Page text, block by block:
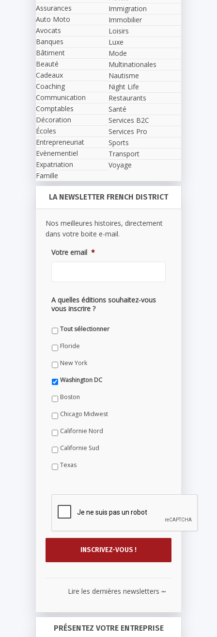
Assurances
Auto Moto
Avocats
Banques
Bâtiment
Beauté
Cadeaux
Coaching
Communication
Comptables
Décoration
Écoles
Entrepreneuriat
Evènementiel
Expatriation
Famille
Immigration
Immobilier
Loisirs
Luxe
Mode
Multinationales
Nautisme
Night Life
Restaurants
Santé
Services B2C
Services Pro
Sports
Transport
Voyage
LA NEWSLETTER FRENCH DISTRICT
Nos meilleures histoires, directement
dans votre boite e-mail.
Votre email *
A quelles éditions souhaitez-vous
vous inscrire ?
Tout sélectionner
Floride
New York
Washington DC
Boston
Chicago Midwest
Californie Nord
Californie Sud
Texas
Lire les dernières newsletters ...
PRÉSENTEZ VOTRE ENTREPRISE